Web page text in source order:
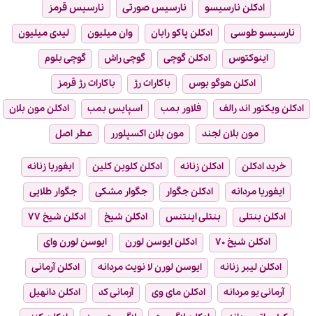
ادکلن نارسیسو
نارسیس صورتی
نارسیس قرمز
نارسیسو طوسی
ادکلن پاکو رابان وان میلیون
لیدی میلیون
اینوکتوس
ادکلن گوچی گوچی راش
گوچی بلوم
ادکلن هوگو بوس
باکارات رژ
باکارات رژ قرمز
ادکلن ویکتور اند رالف
فلاور بمب اسپایس بمب
ادکلن مون بلان
مون بلان لجند
مون بلان اکسپلورر عطر اصل
خرید ادکلن ادکلن زنانه ادکلن کلوین کلین
ایفوریا زنانه
ایفوریا مردانه
ادکلن جگوار جگوار مشکی
جگوار طلایی
ادکلن بنتلی
بنتلی اینتنس ادکلن شیخ
ادکلن شیخ ۷۷
ادکلن شیخ ۷۰
ادکلن ایوسن لورن
ایوسن لورن وای
ادکلن لیبر زنانه
ایوسن لورن لا نویت مردانه
ادکلن آرمانی
آرمانی یو مردانه
ادکلن مای وی آرمانی کد
ادکلن دانهیل